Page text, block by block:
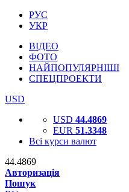
РУС
УКР
ВІДЕО
ФОТО
НАЙПОПУЛЯРНІШІ
СПЕЦПРОЕКТИ
USD
USD 44.4869
EUR 51.3348
Всі курси валют
44.4869
Авторизація
Пошук